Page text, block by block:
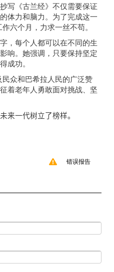
写《古兰经》不仅需要保证
体力和脑力。为了完成这一
六个月，力求一丝不苟。
，每个人都可以在不同的生
响。她强调，只要保持坚定
成功。
民众和巴希拉人民的广泛赞
着老年人勇敢面对挑战、坚
来一代树立了榜样。
错误报告